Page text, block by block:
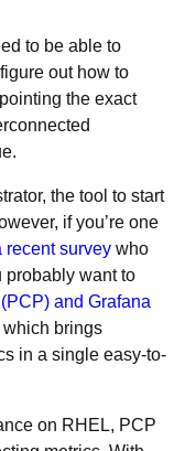
to be able to
out how to
the exact
the tool to start
if you’re one
recent survey who
probably want to
and Grafana
brings
in a single easy-to-
on RHEL, PCP